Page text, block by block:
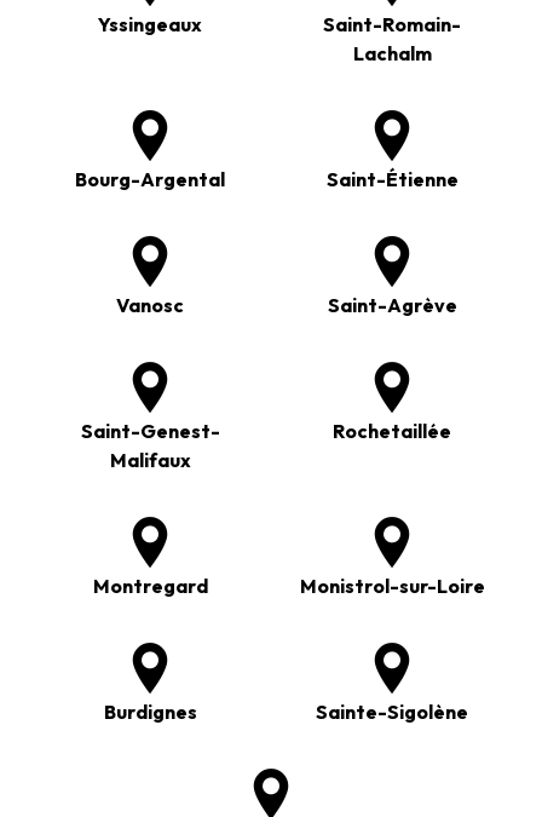
Yssingeaux
Saint-Romain-
Lachalm
Bourg-Argental Saint-Étienne
Vanosc Saint-Agrève
Saint-Genest-
Malifaux
Rochetaillée
Montregard Monistrol-sur-Loire
Burdignes Sainte-Sigolène